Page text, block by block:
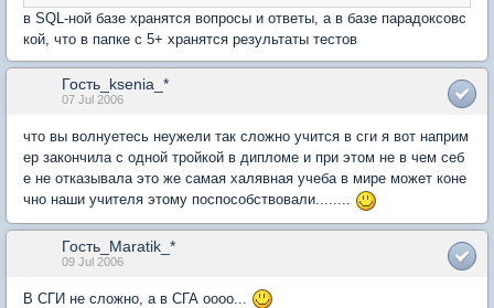
в SQL-ной базе хранятся вопросы и ответы, а в базе парадоксовс
кой, что в папке с 5+ хранятся результаты тестов
Гость_ksenia_*
07 Jul 2006
что вы волнуетесь неужели так сложно учится в сги я вот наприм
ер закончила с одной тройкой в дипломе и при этом не в чем себ
е не отказывала это же самая халявная учеба в мире может коне
чно наши учителя этому поспособствовали........
Гость_Maratik_*
09 Jul 2006
В СГИ не сложно, а в СГА оооо...